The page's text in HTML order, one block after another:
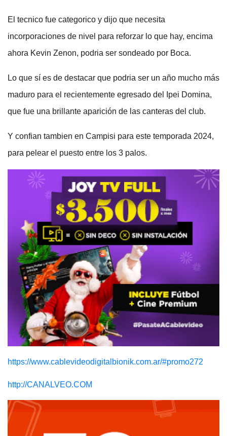
El tecnico fue categorico y dijo que necesita
incorporaciones de nivel para reforzar lo que hay, encima
ahora Kevin Zenon, podria ser sondeado por Boca.
Lo que sí es de destacar que podria ser un año mucho más
maduro para el recientemente egresado del Ipei Domina,
que fue una brillante aparición de las canteras del club.
Y confian tambien en Campisi para este temporada 2024,
para pelear el puesto entre los 3 palos.
https://www.cablevideodigitalbionik.com.ar/#promo272
http://CANALVEO.COM